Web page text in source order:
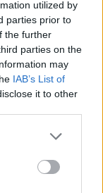
utilized by
parties prior to
the further
parties on the
may
IAB’s List of
it to other
more Google
may click to
party tags to